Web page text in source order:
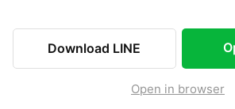
Download LINE
Open in browser